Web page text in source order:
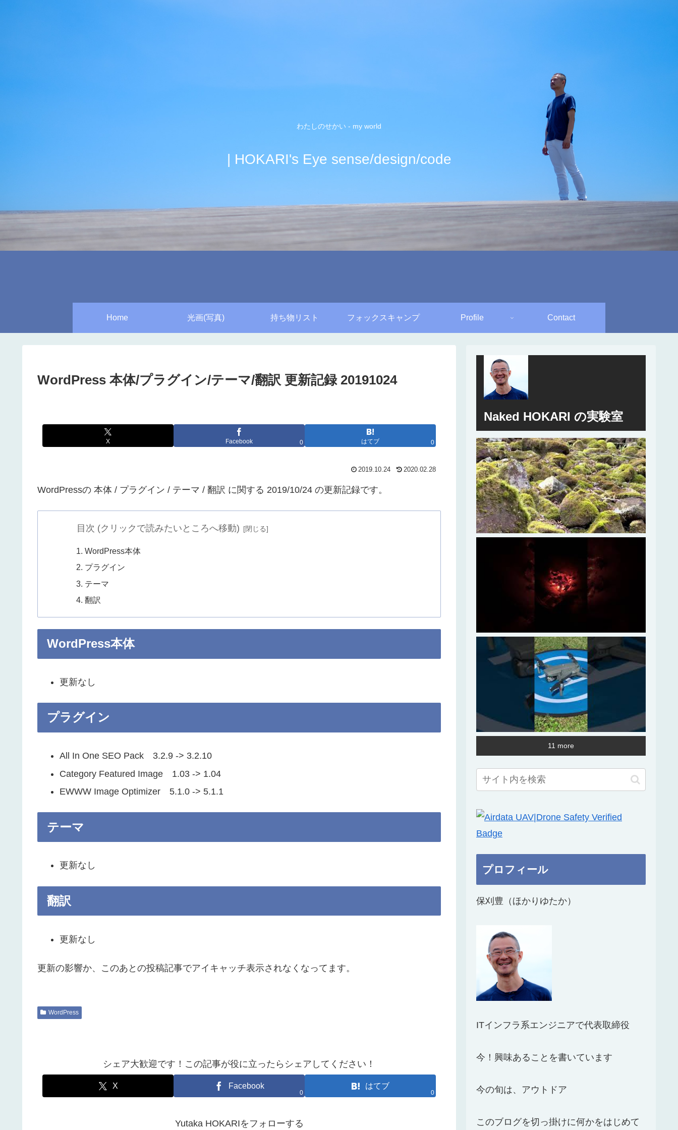
わたしのせかい - my world
| HOKARI's Eye sense/design/code
Home 光画(写真) 持ち物リスト フォックスキャンプ Profile Contact
WordPress 本体/プラグイン/テーマ/翻訳 更新記録 20191024
X Facebook 0 はてブ 0
2019.10.24 2020.02.28
WordPressの 本体 / プラグイン / テーマ / 翻訳 に関する 2019/10/24 の更新記録です。
目次 (クリックで読みたいところへ移動)
WordPress本体
プラグイン
テーマ
翻訳
WordPress本体
更新なし
プラグイン
All In One SEO Pack 3.2.9 -> 3.2.10
Category Featured Image 1.03 -> 1.04
EWWW Image Optimizer 5.1.0 -> 5.1.1
テーマ
更新なし
翻訳
更新なし
更新の影響か、このあとの投稿記事でアイキャッチ表示されなくなってます。
WordPress
シェア大歓迎です！この記事が役に立ったらシェアしてください！
X Facebook
0
はてブ
0
Yutaka HOKARIをフォローする
Naked HOKARI の実験室
11 more
プロフィール
保刈豊（ほかりゆたか）
ITインフラ系エンジニアで代表取締役
今！興味あることを書いています
今の旬は、アウトドア
このブログを切っ掛けに何かをはじめて